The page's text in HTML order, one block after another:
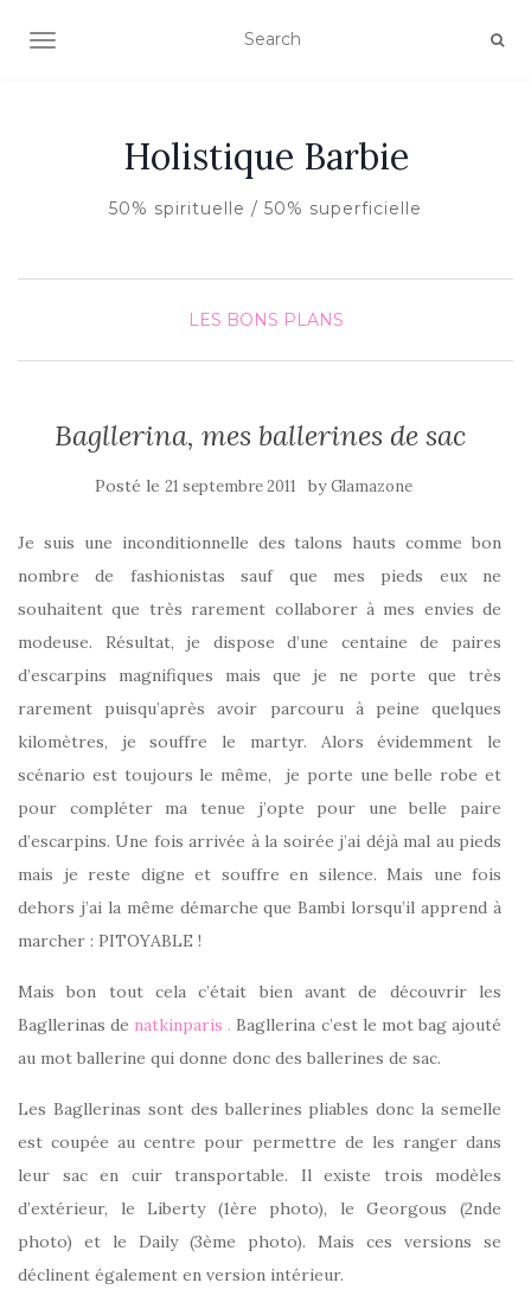
AFFICHER/MASQUER LA NAVIGATION
Holistique Barbie
50% spirituelle / 50% superficielle
LES BONS PLANS
Bagllerina, mes ballerines de sac
Posté le 21 septembre 2011 byGlamazone
Je suis une inconditionnelle des talons hauts comme bon
nombre de fashionistas sauf que mes pieds eux ne
souhaitent que très rarement collaborer à mes envies de
modeuse. Résultat, je dispose d’une centaine de paires
d’escarpins magnifiques mais que je ne porte que très
rarement puisqu’après avoir parcouru à peine quelques
kilomètres, je souffre le martyr. Alors évidemment le
scénario est toujours le même, je porte une belle robe et
pour compléter ma tenue j’opte pour une belle paire
d’escarpins. Une fois arrivée à la soirée j’ai déjà mal au pieds
mais je reste digne et souffre en silence. Mais une fois
dehors j’ai la même démarche que Bambi lorsqu’il apprend à
marcher : PITOYABLE !
Mais bon tout cela c’était bien avant de découvrir les
Bagllerinas de natkinparis . Bagllerina c’est le mot bag ajouté
au mot ballerine qui donne donc des ballerines de sac.
Les Bagllerinas sont des ballerines pliables donc la semelle
est coupée au centre pour permettre de les ranger dans
leur sac en cuir transportable. Il existe trois modèles
d’extérieur, le Liberty (1ère photo), le Georgous (2nde
photo) et le Daily (3ème photo). Mais ces versions se
déclinent également en version intérieur.